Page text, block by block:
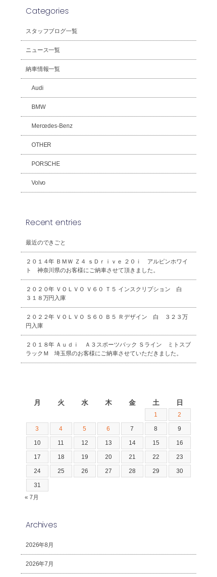
Categories
スタッフブログ一覧
ニュース一覧
納車情報一覧
Audi
BMW
Mercedes-Benz
OTHER
PORSCHE
Volvo
Recent entries
最近のできごと
２０１４年 ＢＭＷ Ｚ４ ｓＤｒｉｖｅ ２０ｉ アルピンホワイ
ト 神奈川県のお客様にご納車させて頂きました。
２０２０年 ＶＯＬＶＯ Ｖ６０ Ｔ５ インスクリプション 白
３１８万円入庫
２０２２年 ＶＯＬＶＯ Ｓ６０ Ｂ５ Ｒデザイン 白 ３２３万
円入庫
２０１８年 Ａｕｄｉ Ａ３スポーツバック Ｓライン ミトスブ
ラックＭ 埼玉県のお客様にご納車させていただきました。
月 火 水 木 金 土 日
1 2
3 4 5 6 7 8 9
10 11 12 13 14 15 16
17 18 19 20 21 22 23
24 25 26 27 28 29 30
31
« 7月
Archives
2026年8月
2026年7月